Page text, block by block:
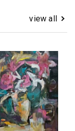
view all